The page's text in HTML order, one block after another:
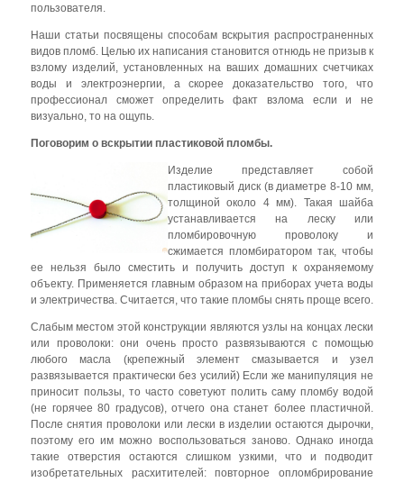
пользователя.
Наши статьи посвящены способам вскрытия распространенных
видов пломб. Целью их написания становится отнюдь не призыв к
взлому изделий, установленных на ваших домашних счетчиках
воды и электроэнергии, а скорее доказательство того, что
профессионал сможет определить факт взлома если и не
визуально, то на ощупь.
Поговорим о вскрытии пластиковой пломбы.
Изделие представляет собой
пластиковый диск (в диаметре 8-10 мм,
толщиной около 4 мм). Такая шайба
устанавливается на леску или
пломбировочную проволоку и
сжимается пломбиратором так, чтобы
ее нельзя было сместить и получить доступ к охраняемому
объекту. Применяется главным образом на приборах учета воды
и электричества. Считается, что такие пломбы снять проще всего.
Слабым местом этой конструкции являются узлы на концах лески
или проволоки: они очень просто развязываются с помощью
любого масла (крепежный элемент смазывается и узел
развязывается практически без усилий) Если же манипуляция не
приносит пользы, то часто советуют полить саму пломбу водой
(не горячее 80 градусов), отчего она станет более пластичной.
После снятия проволоки или лески в изделии остаются дырочки,
поэтому его им можно воспользоваться заново. Однако иногда
такие отверстия остаются слишком узкими, что и подводит
изобретательных расхитителей: повторное опломбрирование